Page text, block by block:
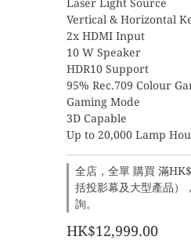
Laser Light Source
Vertical & Horizontal
2x HDMI Input
10 W Speaker
HDR10 Support
95% Rec.709 Colour
Gaming Mode
3D Capable
Up to 20,000 Lamp
全店，全單 購買 滿
括投影幕及大型產品
詢。
HK$12,999.00